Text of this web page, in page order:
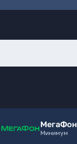
МегаФон
Минимум